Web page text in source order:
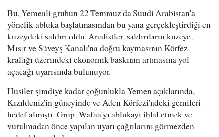
Bu, Yemenli grubun 22 Temmuz'da Suudi Arabistan'a
yönelik abluka başlatmasından bu yana gerçekleştirdiği en
kuzeydeki saldırı oldu. Analistler, saldırıların kuzeye,
Mısır ve Süveyş Kanalı'na doğru kaymasının Körfez
krallığı üzerindeki ekonomik baskının artmasına yol
açacağı uyarısında bulunuyor.
Husiler şimdiye kadar çoğunlukla Yemen açıklarında,
Kızıldeniz'in güneyinde ve Aden Körfezi'ndeki gemileri
hedef almıştı. Grup, Wafaa'yı ablukayı ihlal etmek ve
vurulmadan önce yapılan uyarı çağrılarını görmezden